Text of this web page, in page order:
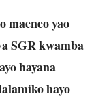
maeneo yao
SGR kwamba
hayana
hayo